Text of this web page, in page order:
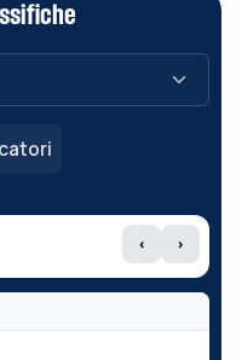
‹ ›